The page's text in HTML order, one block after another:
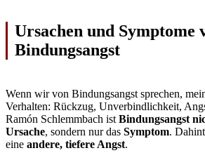
Ursachen und Symptome
Bindungsangst
Wenn wir von Bindungsangst sprechen,
Verhalten: Rückzug, Unverbindlichkeit,
Ramón Schlemmbach ist Bindungsangst
Ursache, sondern nur das Symptom.
eine andere, tiefere Angst.